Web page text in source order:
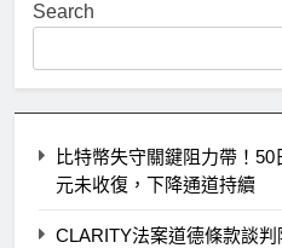
Search
比特幣失守關鍵阻力帶！
元未收復，下降通道持續
CLARITY法案道德條款談